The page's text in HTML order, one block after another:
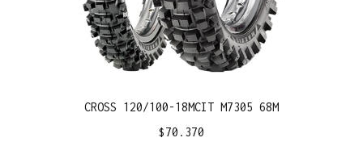
CROSS 120/100-18MCIT M7305 68M
$70.370